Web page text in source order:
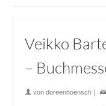
Veikko
–
vondoreenhoensch |